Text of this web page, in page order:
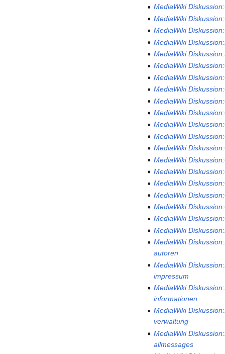
MediaWiki
MediaWiki
MediaWiki
MediaWiki
MediaWiki
MediaWiki
MediaWiki
MediaWiki
MediaWiki
MediaWiki
MediaWiki
MediaWiki
MediaWiki
MediaWiki
MediaWiki
MediaWiki
MediaWiki
MediaWiki
MediaWiki
MediaWiki
MediaWiki
autoren
MediaWiki
impressum
MediaWiki
informationen
MediaWiki
verwaltung
MediaWiki
allmessages